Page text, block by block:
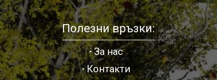
Полезни връзки:
За нас
Контакти